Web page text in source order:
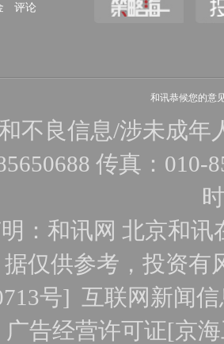
评论
和讯恭候您的意
不良信息/涉未成年
传真：010-
：和讯网 北京和
据仅供参考，投资有
号]互联网新闻
告经营许可证[京